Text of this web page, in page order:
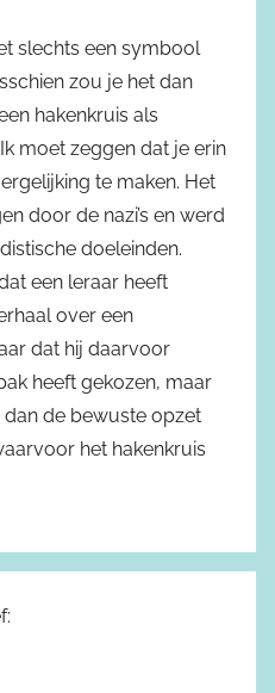
slechts een symbool
zou je het dan
hakenkruis als
moet zeggen dat je erin
te maken. Het
door de nazi’s en werd
doeleinden.
een leraar heeft
over een
dat hij daarvoor
heeft gekozen, maar
dan de bewuste opzet
het hakenkruis